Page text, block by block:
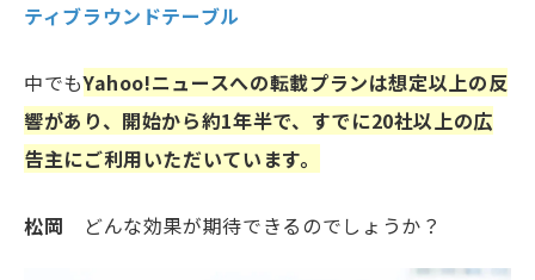
ティブラウンドテーブル
中でもYahoo!ニュースへの転載プランは想定以上の反
響があり、開始から約1年半で、すでに20社以上の広
告主にご利用いただいています。
松岡 どんな効果が期待できるのでしょうか？